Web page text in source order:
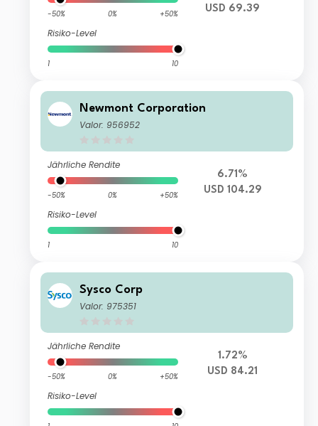
-50% 0% +50%
Risiko-Level
1 10
USD 69.39
Newmont Corporation
Valor: 956952
Jährliche Rendite
-50% 0% +50%
Risiko-Level
1 10
6.71%
USD 104.29
Sysco Corp
Valor: 975351
Jährliche Rendite
-50% 0% +50%
Risiko-Level
1.72%
USD 84.21